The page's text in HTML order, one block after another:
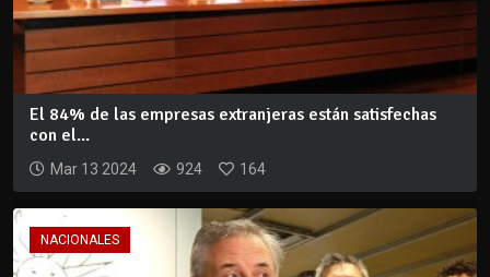
El 84% de las empresas extranjeras están satisfechas
con el...
Mar 13 2024 924 164
NACIONALES